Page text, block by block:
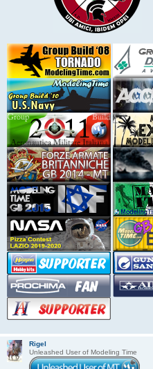
Rigel
Unleashed User of Modeling Time